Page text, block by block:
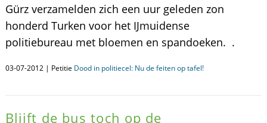
Gürz verzamelden zich een uur geleden zon
honderd Turken voor het IJmuidense
politiebureau met bloemen en spandoeken. .
03-07-2012 | Petitie Dood in politiecel: Nu de feiten op tafel!
Blijft de bus toch op de